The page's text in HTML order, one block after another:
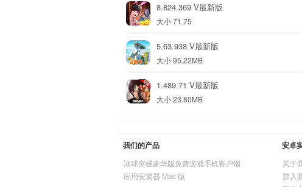
8.824.369 V最新版
大小 71.75
5.63.938 V最新版
大小 95.22MB
1.489.71 V最新版
大小 23.80MB
我们的产品
冰球突破豪华版免费游戏手机客户端
应用安装器 Mac 版
安卓
关于
加入